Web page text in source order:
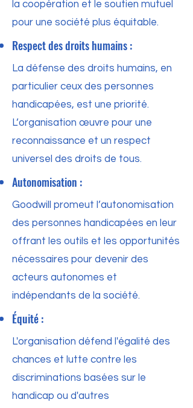
la coopération et le soutien mutuel
pour une société plus équitable.
Respect des droits humains :
La défense des droits humains, en
particulier ceux des personnes
handicapées, est une priorité.
L’organisation œuvre pour une
reconnaissance et un respect
universel des droits de tous.
Autonomisation :
Goodwill promeut l’autonomisation
des personnes handicapées en leur
offrant les outils et les opportunités
nécessaires pour devenir des
acteurs autonomes et
indépendants de la société.
Équité :
L'organisation défend l'égalité des
chances et lutte contre les
discriminations basées sur le
handicap ou d'autres